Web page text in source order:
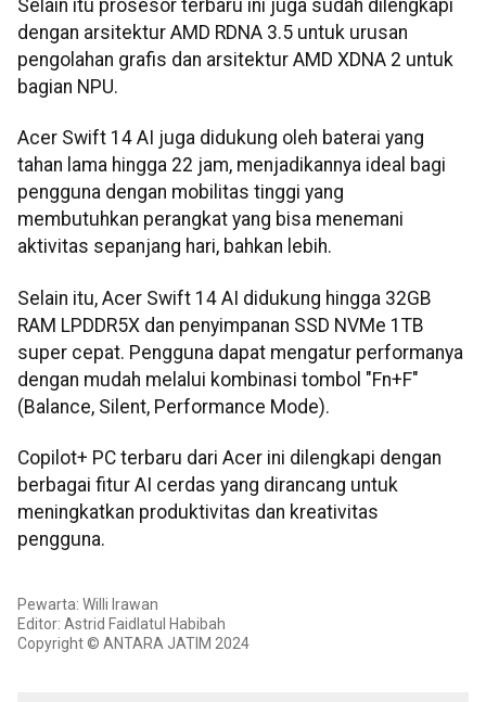
Selain itu prosesor terbaru ini juga sudah dilengkapi
dengan arsitektur AMD RDNA 3.5 untuk urusan
pengolahan grafis dan arsitektur AMD XDNA 2 untuk
bagian NPU.
Acer Swift 14 AI juga didukung oleh baterai yang
tahan lama hingga 22 jam, menjadikannya ideal bagi
pengguna dengan mobilitas tinggi yang
membutuhkan perangkat yang bisa menemani
aktivitas sepanjang hari, bahkan lebih.
Selain itu, Acer Swift 14 AI didukung hingga 32GB
RAM LPDDR5X dan penyimpanan SSD NVMe 1TB
super cepat. Pengguna dapat mengatur performanya
dengan mudah melalui kombinasi tombol "Fn+F"
(Balance, Silent, Performance Mode).
Copilot+ PC terbaru dari Acer ini dilengkapi dengan
berbagai fitur AI cerdas yang dirancang untuk
meningkatkan produktivitas dan kreativitas
pengguna.
Pewarta: Willi Irawan
Editor: Astrid Faidlatul Habibah
Copyright © ANTARA JATIM 2024